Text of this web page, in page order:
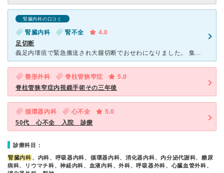
腎臓内科の口コミ
腎臓内科 腎不全
4.0
足切断
義足内壊疽で緊急搬送され大腿切断でおせわになりました。 集中治療室に運ばれて下の世話から清拭、透析、検査、至れり尽せりでした。 携帯の充電器を搬送時に持っておらず充電に苦労したら看護師さんの私物を
整形外科 脊柱管狭窄症
5.0
脊柱管狭窄症内視鏡手術その三年後
循環器内科 心不全
5.0
50代 心不全 入院 診療
診療科目：
腎臓内科 、内科、呼吸器内科、循環器内科、消化器内科、内分泌代謝科、糖尿
病科、リウマチ科、神経内科、血液内科、外科、呼吸器外科、心臓血管外科、